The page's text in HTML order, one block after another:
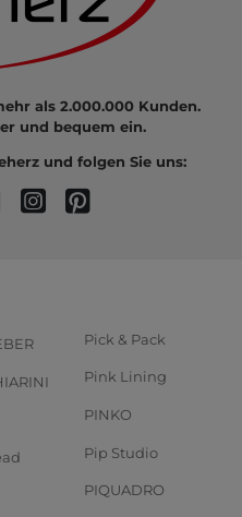
als 2.000.000 Kunden.
und bequem ein.
und folgen Sie uns:
Pick & Pack
Pink Lining
PINKO
Pip Studio
PIQUADRO